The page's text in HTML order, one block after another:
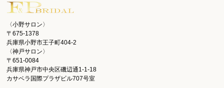
〈小野サロン〉
〒675-1378
兵庫県小野市王子町404-2
〈神戸サロン〉
〒651-0084
兵庫県神戸市中央区磯辺通1-1-18
カサベラ国際プラザビル707号室